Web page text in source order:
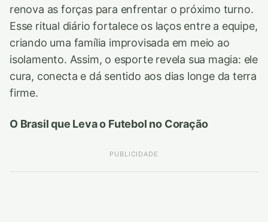
renova as forças para enfrentar o próximo turno.
Esse ritual diário fortalece os laços entre a equipe,
criando uma família improvisada em meio ao
isolamento. Assim, o esporte revela sua magia: ele
cura, conecta e dá sentido aos dias longe da terra
firme.
O Brasil que Leva o Futebol no Coração
PUBLICIDADE